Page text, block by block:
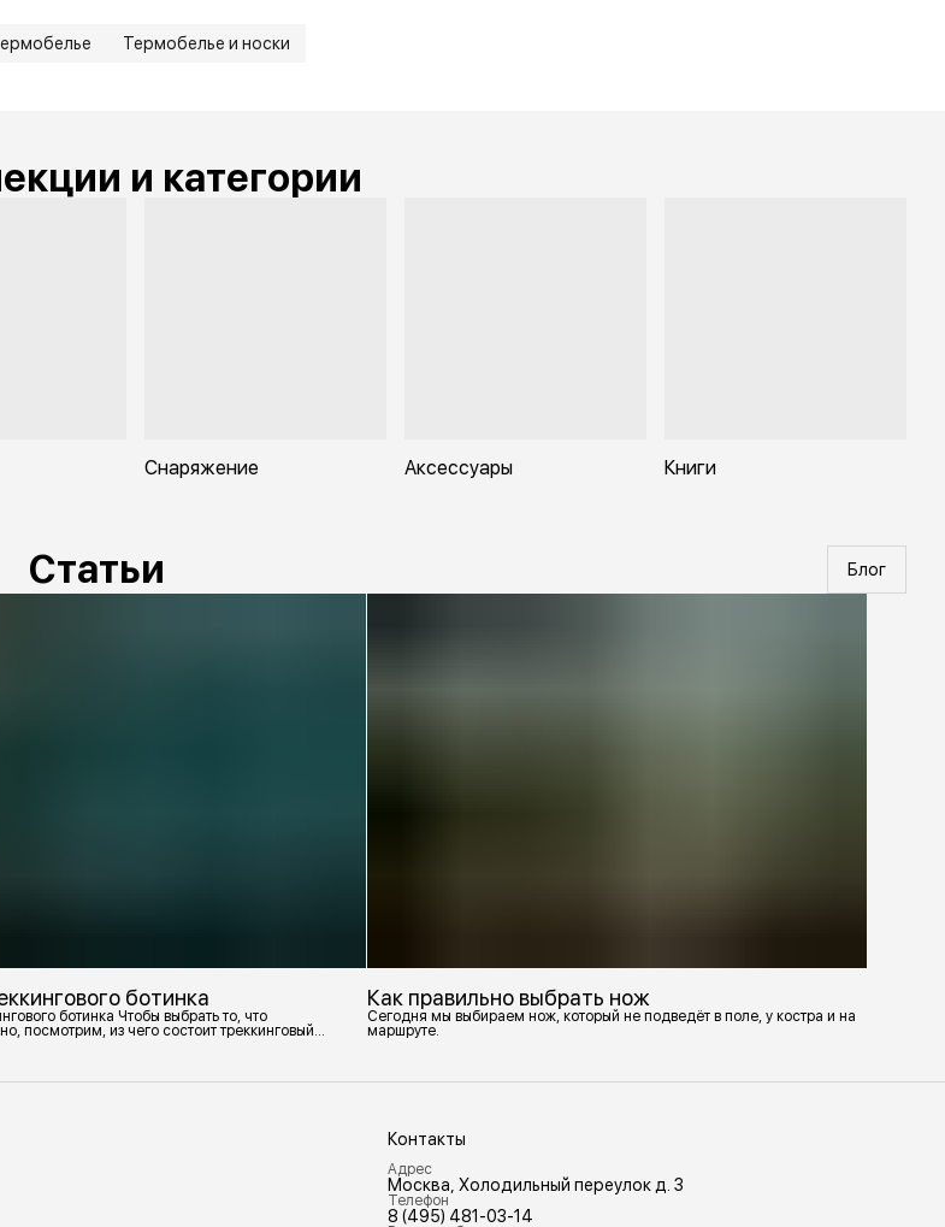
Термобелье и носки
и категории
Снаряжение Аксессуары Книги
Статьи Блог
ботинка
ботинка Чтобы выбрать то, что
посмотрим, из чего состоит треккинговый
Как правильно выбрать нож
Сегодня мы выбираем нож, который не подведёт в поле, у костра и на
маршруте.
Контакты
Адрес
Москва, Холодильный переулок д. 3
Телефон
8 (495) 481-03-14